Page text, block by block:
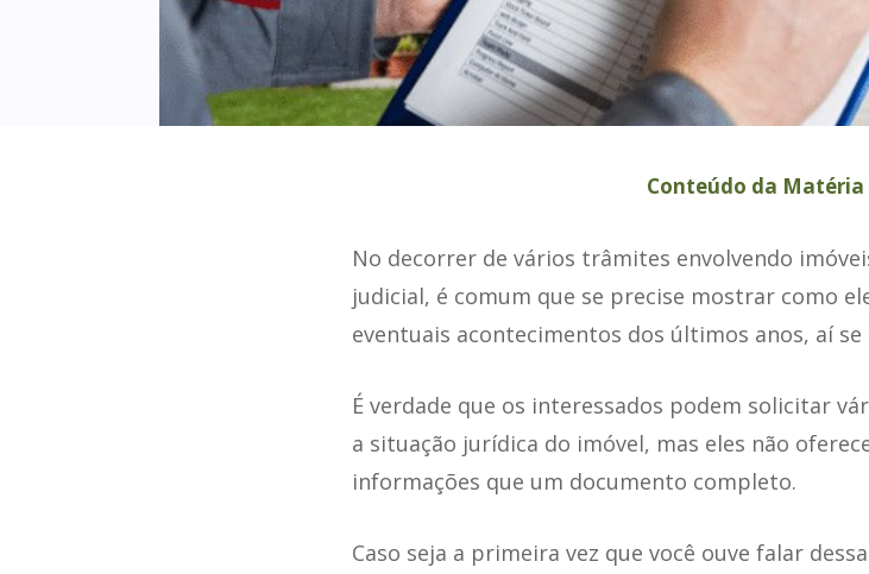
Conteúdo da Matéria
No decorrer de vários trâmites envolvendo
judicial, é comum que se precise mostrar como
eventuais acontecimentos dos últimos anos, aí
É verdade que os interessados podem solicitar
a situação jurídica do imóvel, mas eles não
informações que um documento completo.
Caso seja a primeira vez que você ouve falar